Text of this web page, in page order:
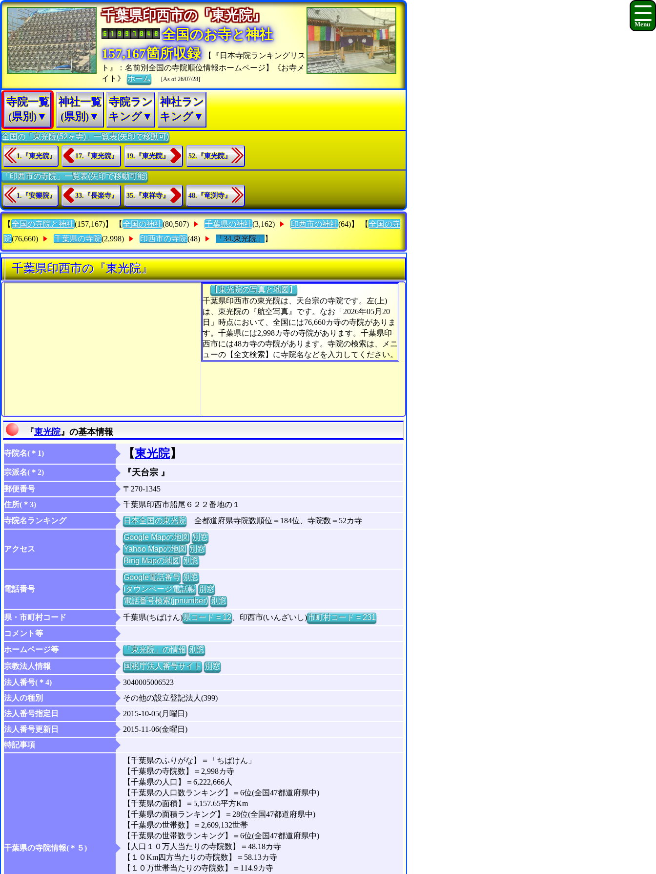
千葉県印西市の『東光院』
全国のお寺と神社
157,167箇所収録
【『日本寺院ランキングリス
ト』：名前別全国の寺院順位情報ホームページ】《お寺メ
イト》ホーム [As of 26/07/28]
寺院一覧
(県別)▼
神社一覧
(県別)▼
寺院ラン
キング▼
神社ラン
キング▼
全国の「東光院(52ヶ寺)」一覧表(矢印で移動可)
1.『東光院』 17.『東光院』 19.『東光院』 52.『東光院』
「印西市の寺院」一覧表(矢印で移動可能)
1.『安樂院』 33.『長楽寺』 35.『東祥寺』 48.『竜渕寺』
【 全国の寺院と神社(157,167)】 【 全国の神社(80,507) 千葉県の神社(3,162) 印西市の神社(64)】 【 全国の寺
院(76,660) 千葉県の寺院(2,998) 印西市の寺院(48) 「34.東光院」 】
千葉県印西市の『東光院』
【東光院の写真と地図】
千葉県印西市の東光院は、天台宗の寺院です。左(上)
は、東光院の『航空写真』です。なお「2026年05月20
日」時点において、全国には76,660カ寺の寺院がありま
す。千葉県には2,998カ寺の寺院があります。千葉県印
西市には48カ寺の寺院があります。寺院の検索は、メニ
ューの【全文検索】に寺院名などを入力してください。
『東光院』の基本情報
寺院名(＊1) 【東光院】
宗派名(＊2) 『天台宗 』
郵便番号
〒270-1345
住所(＊3)
千葉県印西市船尾６２２番地の１
寺院名ランキング
日本全国の東光院全都道府県寺院数順位＝184位、寺院数＝52カ寺
アクセス
Google Mapの地図 別窓
Yahoo Mapの地図 別窓
Bing Mapの地図 別窓
電話番号
Google電話番号 別窓
iタウンページ電話帳 別窓
電話番号検索(jpnumber) 別窓
県・市町村コード
千葉県(ちばけん)県コード = 12、印西市(いんざいし)市町村コード = 231
コメント等
ホームページ等
「東光院」の情報 別窓
宗教法人情報
国税庁法人番号サイト 別窓
法人番号(＊4)
3040005006523
法人の種別
その他の設立登記法人(399)
法人番号指定日
2015-10-05(月曜日)
法人番号更新日
2015-11-06(金曜日)
特記事項
千葉県の寺院情報(＊５)
【千葉県のふりがな】＝「ちばけん」
【千葉県の寺院数】＝2,998カ寺
【千葉県の人口】＝6,222,666人
【千葉県の人口数ランキング】＝6位(全国47都道府県中)
【千葉県の面積】＝5,157.65平方Km
【千葉県の面積ランキング】＝28位(全国47都道府県中)
【千葉県の世帯数】＝2,609,132世帯
【千葉県の世帯数ランキング】＝6位(全国47都道府県中)
【人口１０万人当たりの寺院数】＝48.18カ寺
【１０Km四方当たりの寺院数】＝58.13カ寺
【１０万世帯当たりの寺院数】＝114.9カ寺